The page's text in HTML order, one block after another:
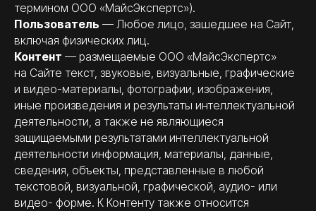
термином ООО «МайсЭкспертс»).
Пользователь — Любое лицо, зашедшее на Сайт,
включая физических лиц.
Контент — размещаемые ООО «МайсЭкспертс»
на Сайте текст, звуковые, визуальные, графические
и видео-материалы, фотографии, изображения,
иные произведения и результаты интеллектуальной
деятельности, а также не являющиеся
защищаемыми результатами интеллектуальной
деятельности информация, материалы, данные,
сведения, объекты, представленные в любой
текстовой, визуальной, графической, аудио- или
видео- форме. К Контенту также относится